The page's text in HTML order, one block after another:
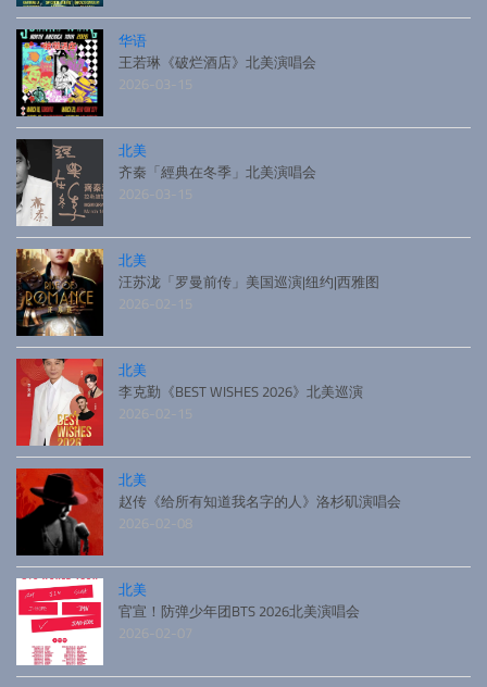
华语
王若琳《破烂酒店》北美演唱会
2026-03-15
北美
齐秦「經典在冬季」北美演唱会
2026-03-15
北美
汪苏泷「罗曼前传」美国巡演|纽约|西雅图
2026-02-15
北美
李克勤《BEST WISHES 2026》北美巡演
2026-02-15
北美
赵传《给所有知道我名字的人》洛杉矶演唱会
2026-02-08
北美
官宣！防弹少年团BTS 2026北美演唱会
2026-02-07